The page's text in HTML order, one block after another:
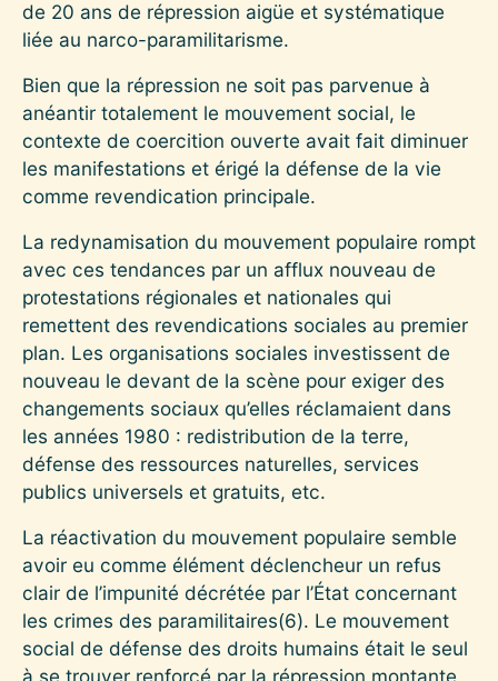
de 20 ans de répression aigüe et systématique
liée au narco-paramilitarisme.
Bien que la répression ne soit pas parvenue à
anéantir totalement le mouvement social, le
contexte de coercition ouverte avait fait diminuer
les manifestations et érigé la défense de la vie
comme revendication principale.
La redynamisation du mouvement populaire rompt
avec ces tendances par un afflux nouveau de
protestations régionales et nationales qui
remettent des revendications sociales au premier
plan. Les organisations sociales investissent de
nouveau le devant de la scène pour exiger des
changements sociaux qu’elles réclamaient dans
les années 1980 : redistribution de la terre,
défense des ressources naturelles, services
publics universels et gratuits, etc.
La réactivation du mouvement populaire semble
avoir eu comme élément déclencheur un refus
clair de l’impunité décrétée par l’État concernant
les crimes des paramilitaires(6). Le mouvement
social de défense des droits humains était le seul
à se trouver renforcé par la répression montante